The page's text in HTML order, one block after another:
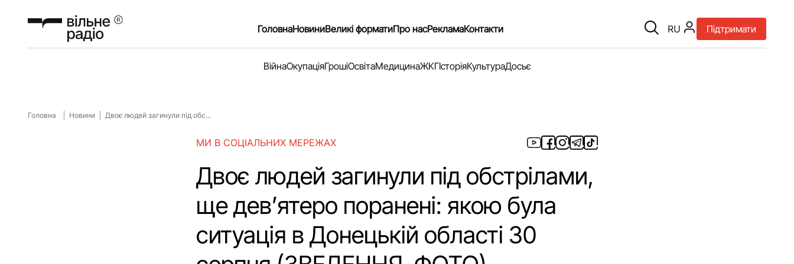
ГоловнаНовиниВеликі форматиПро насРекламаКонтакти RU Підтримати
ВійнаОкупаціяГрошіОсвітаМедицинаЖКГІсторіяКультураДосьє
Головна Новини Двоє людей загинули під обс...
МИ В СОЦІАЛЬНИХ МЕРЕЖАХ
Двоє людей загинули під обстрілами,
ще дев’ятеро поранені: якою була
ситуація в Донецькій області 30